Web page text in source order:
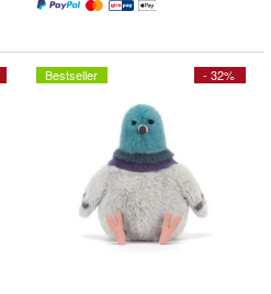
- 32%
Bestseller